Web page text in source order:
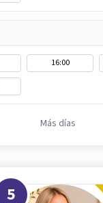
16:00
Más días
5